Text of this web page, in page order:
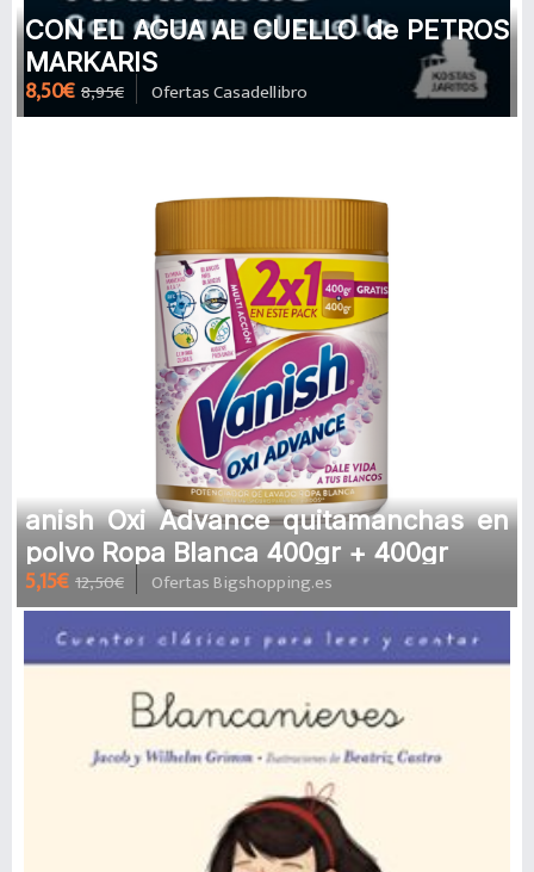
CON EL AGUA AL CUELLO de PETROS
MARKARIS
8,50€ 8,95€ Ofertas Casadellibro
anish Oxi Advance quitamanchas en
polvo Ropa Blanca 400gr + 400gr
5,15€ 12,50€ Ofertas Bigshopping.es